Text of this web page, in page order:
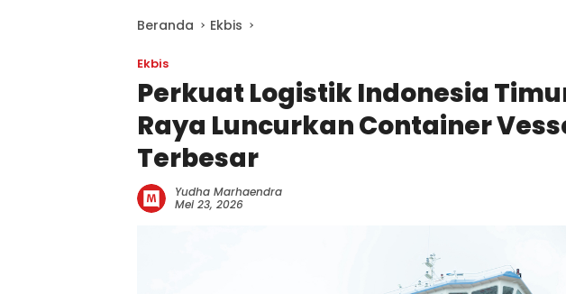
Beranda Ekbis
Ekbis
Perkuat Logistik Indonesia
Raya Luncurkan Container
Terbesar
Yudha Marhaendra
Mei 23, 2026